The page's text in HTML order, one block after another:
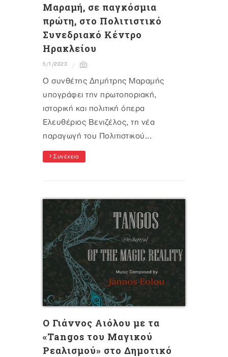
Μαραμή, σε παγκόσμια
πρώτη, στο Πολιτιστικό
Συνεδριακό Κέντρο
Ηρακλείου
5/1/2023
Ο συνθέτης Δημήτρης Μαραμής
υπογράφει την πρωτοποριακή,
ιστορική και πολιτική όπερα
Ελευθέριος Βενιζέλος, τη νέα
παραγωγή του Πολιτιστικού...
Συνέχεια
Ο Γιάννος Αιόλου με τα
«Tangos του Μαγικού
Ρεαλισμού» στο Δημοτικό